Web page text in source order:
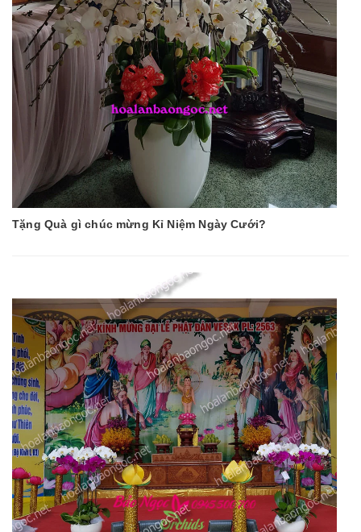
Tặng Quà gì chúc mừng Kỉ Niệm Ngày Cưới?